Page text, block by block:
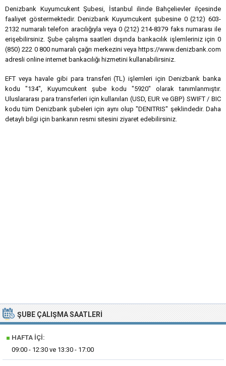
Denizbank Kuyumcukent Şubesi, İstanbul ilinde Bahçelievler ilçesinde
faaliyet göstermektedir. Denizbank Kuyumcukent şubesine 0 (212) 603-
2132 numaralı telefon aracılığıyla veya 0 (212) 214-8379 faks numarası ile
erişebilirsiniz. Şube çalışma saatleri dışında bankacılık işlemleriniz için 0
(850) 222 0 800 numaralı çağrı merkezini veya https://www.denizbank.com
adresli online internet bankacılığı hizmetini kullanabilirsiniz.
EFT veya havale gibi para transferi (TL) işlemleri için Denizbank banka
kodu "134", Kuyumcukent şube kodu "5920" olarak tanımlanmıştır.
Uluslararası para transferleri için kullanılan (USD, EUR ve GBP) SWIFT / BIC
kodu tüm Denizbank şubeleri için aynı olup "DENITRIS" şeklindedir. Daha
detaylı bilgi için bankanın resmi sitesini ziyaret edebilirsiniz.
ŞUBE ÇALIŞMA SAATLERI
■ HAFTA İÇI:
09:00 - 12:30 ve 13:30 - 17:00